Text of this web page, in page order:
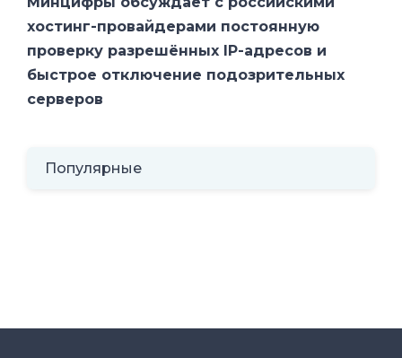
хостинг-провайдерами постоянную
проверку разрешённых IP-адресов и
быстрое отключение подозрительных
серверов
Популярные